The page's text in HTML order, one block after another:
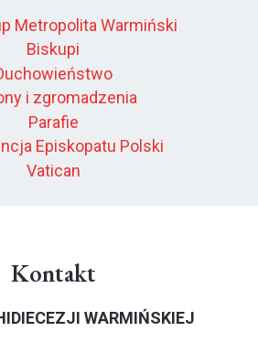
Metropolita Warmiński
Biskupi
i zgromadzenia
Parafie
Episkopatu Polski
Vatican
Kontakt
WARMIŃSKIEJ